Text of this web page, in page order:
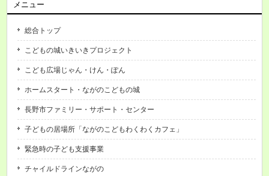
メニュー
総合トップ
こどもの城いきいきプロジェクト
こども広場じゃん・けん・ぽん
ホームスタート・ながのこどもの城
長野市ファミリー・サポート・センター
子どもの居場所「ながのこどもわくわくカフェ」
緊急時の子ども支援事業
チャイルドラインながの